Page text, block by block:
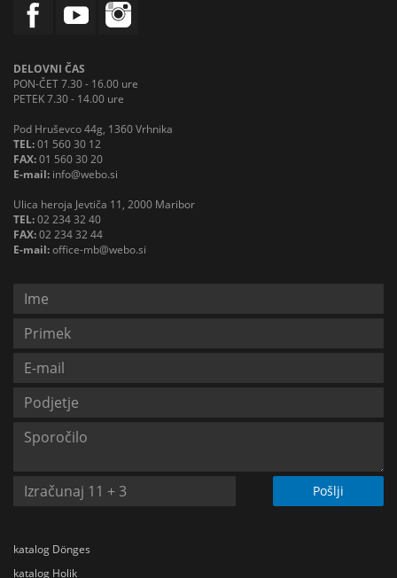
DELOVNI ČAS
PON-ČET 7.30 - 16.00 ure
PETEK 7.30 - 14.00 ure
Pod Hruševco 44g, 1360 Vrhnika
TEL:01 560 30 12
FAX:01 560 30 20
E-mail: info@webo.si
Ulica heroja Jevtiča 11, 2000 Maribor
TEL:02 234 32 40
FAX:02 234 32 44
E-mail:office-mb@webo.si
Pošlji
katalog Dönges
katalog Holik